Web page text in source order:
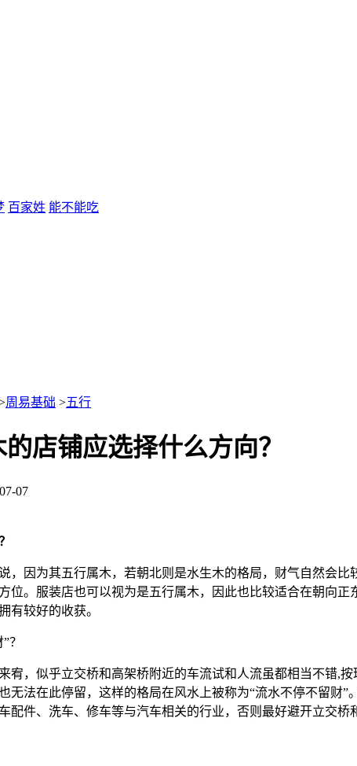
百家姓 能不能吃
周易基础 >五行
的店铺应选择什么方向？
07
，因为其五行属木，若朝北则是水生木的格局，财气自然会
位。服装店也可以视为是五行属木，因此也比较适合在朝向
有较好的收获。
？
宥，似乎立交桥和高架桥附近的车流试和人流虽都相当不错,
无法在此停留，这样的格局在风水上被称为“流水不停不留财
配件、洗车、修车等与汽车相关的行业，否则最好避开立交桥